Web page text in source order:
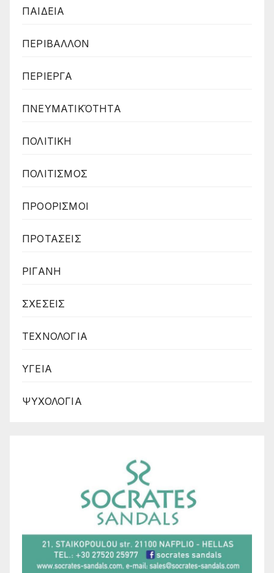
ΠΑΙΔΕΙΑ
ΠΕΡΙΒΑΛΛΟΝ
ΠΕΡΙΕΡΓΑ
ΠΝΕΥΜΑΤΙΚΌΤΗΤΑ
ΠΟΛΙΤΙΚΗ
ΠΟΛΙΤΙΣΜΟΣ
ΠΡΟΟΡΙΣΜΟΙ
ΠΡΟΤΑΣΕΙΣ
ΡΙΓΑΝΗ
ΣΧΕΣΕΙΣ
ΤΕΧΝΟΛΟΓΙΑ
ΥΓΕΙΑ
ΨΥΧΟΛΟΓΙΑ